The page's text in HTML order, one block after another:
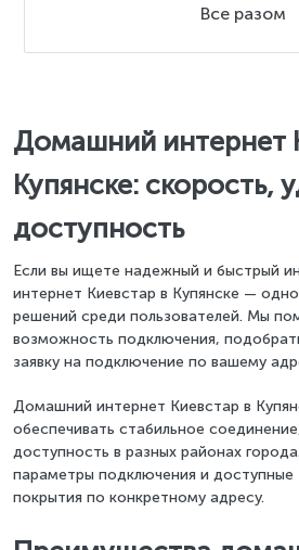
Все разом
Домашний интернет
Купянске: скорость,
доступность
Если вы ищете надежный и быстрый
интернет Киевстар в Купянске —
решений среди пользователей. Мы
возможность подключения,
заявку на подключение по вашему
Домашний интернет Киевстар в
обеспечивать стабильное
доступность в разных районах
параметры подключения и доступные
покрытия по конкретному адресу.